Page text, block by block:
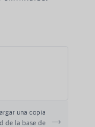
una copia
de la base de